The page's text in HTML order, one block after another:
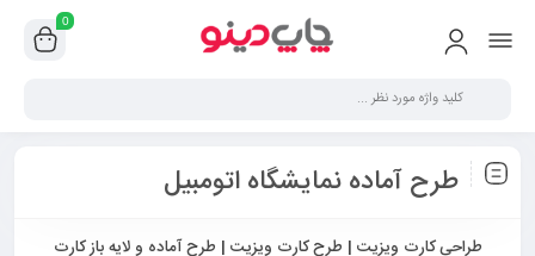
0
طرح آماده نمایشگاه اتومبیل
طراحی کارت ویزیت | طرح کارت ویزیت | طرح آماده و لایه باز کارت